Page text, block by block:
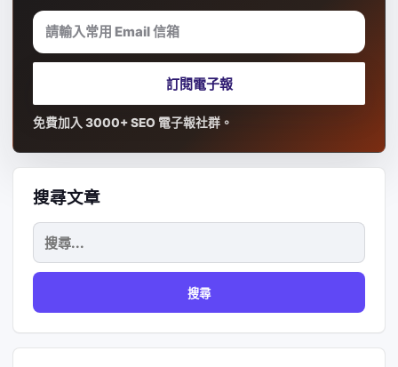
請輸入常用 Email 信箱
訂閱電子報
免費加入 3000+ SEO 電子報社群。
搜尋文章
尋
關